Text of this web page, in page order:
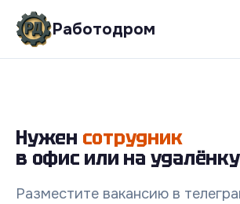
Работодром
Нужен сотрудник
в офис или на
Разместите вакансию в